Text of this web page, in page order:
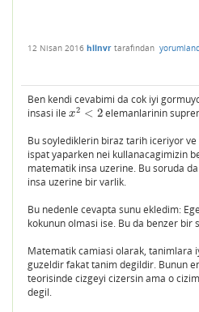
12 Nisan 2016 hllnvr tarafından
Ben kendi cevabimi da cok iyi
insasi ile x2 < 2
x2< 2
elemanlarinin
Bu soylediklerin biraz tarih iceriyor
ispat yaparken nei kullanacagimizin
matematik insa uzerine. Bu soruda
insa uzerine bir varlik.
Bu nedenle cevapta sunu ekledim:
kokunun olmasi ise. Bu da benzer bir
Matematik camiasi olarak, tanimlara
guzeldir fakat tanim degildir. Bunun
teorisinde cizgeyi cizersin ama o
degil.